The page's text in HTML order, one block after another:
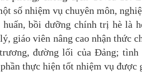
số nhiệm vụ chuyên môn,
bồi dưỡng chính trị hè là
giáo viên nâng cao nhận thức
đường lối của Đảng;
thực hiện tốt nhiệm vụ được